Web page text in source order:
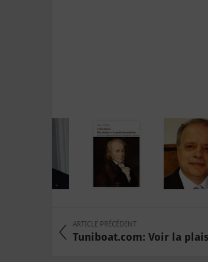
ARTICLE PRÉCÉDENT
Tuniboat.com: Voir la